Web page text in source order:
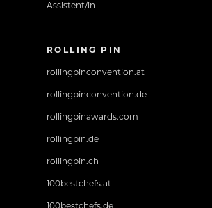
Assistent/in
ROLLING PIN
rollingpinconvention.at
rollingpinconvention.de
rollingpinawards.com
rollingpin.de
rollingpin.ch
100bestchefs.at
100bestchefs.de